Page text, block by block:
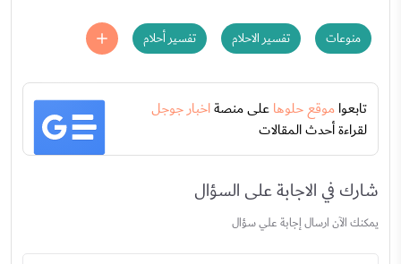
منوعات تفسير الاحلام تفسير أحلام
تابعواموقع حلوهاعلى منصةاخبار جوجل
لقراءة أحدث المقالات
شارك في الاجابة على السؤال
يمكنك الآن ارسال إجابة علي سؤال